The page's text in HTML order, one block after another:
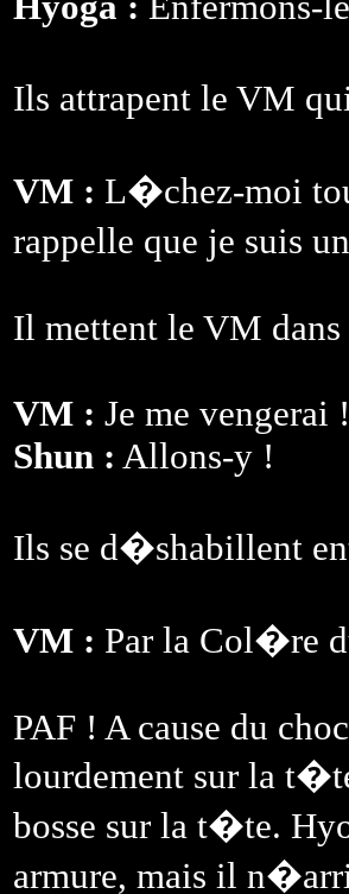
Ils attrapent le VM
VM : L�chez-moi
rappelle que je suis
Il mettent le VM
VM : Je me vengerai
Shun : Allons-y !
Ils se d�shabillent
VM : Par la Col�re
PAF ! A cause du
lourdement sur la
bosse sur la t�te.
armure, mais il